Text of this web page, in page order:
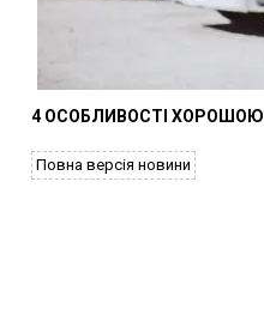
4 ОСОБЛИВОСТІ ХОРОШОЮ
Повна версія новини